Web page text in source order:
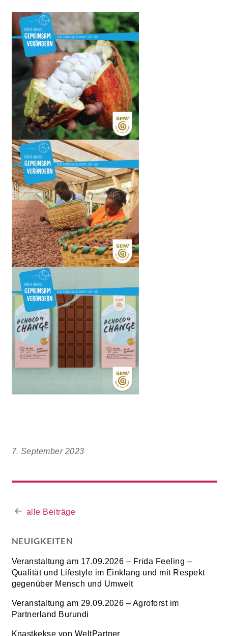
7. September 2023
alle Beiträge
NEUIGKEITEN
Veranstaltung am 17.09.2026 – Frida Feeling –
Qualität und Lifestyle im Einklang und mit Respekt
gegenüber Mensch und Umwelt
Veranstaltung am 29.09.2026 – Agroforst im
Partnerland Burundi
Knastkekse von WeltPartner